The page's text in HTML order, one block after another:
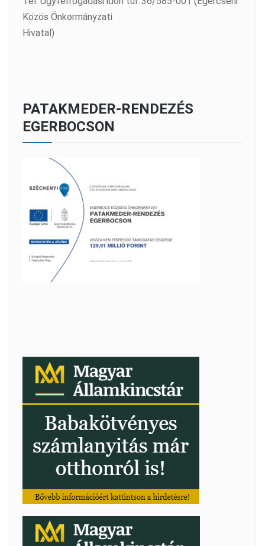
Közös Önkormányzati
Hivatal)
PATAKMEDER-RENDEZÉS
EGERBOCSON